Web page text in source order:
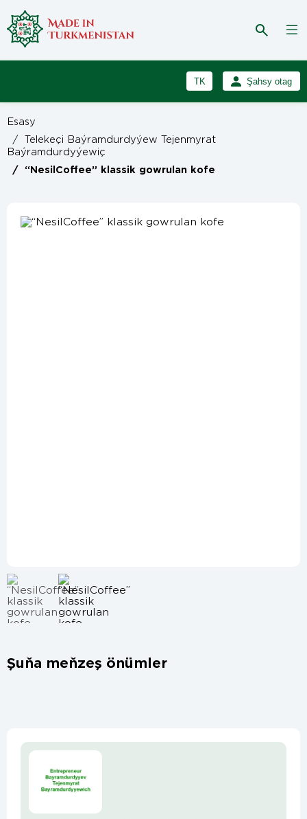
TK
RU
Şahsy otag
Esasy
/ Telekeçi Baýramdurdyýew Tejenmyrat
Baýramdurdyýewiç
/ “NesilCoffee” klassik gowrulan kofe
Şuňa meňzeş önümler